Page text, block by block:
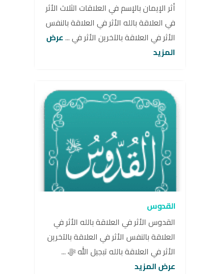
أثر الإيمان بالإسم في العلاقات الثلاث الأثر
في العلاقة بالله الأثر في العلاقة بالنفس
الأثر في العلاقة بالآخرين الأثر في ...عرض
المزيد
القدوس
القدوس الأثر في العلاقة بالله الأثر في
العلاقة بالنفس الأثر في العلاقة بالآخرين
الأثر في العلاقة بالله تبجيل الله ﷻ ...
عرض المزيد